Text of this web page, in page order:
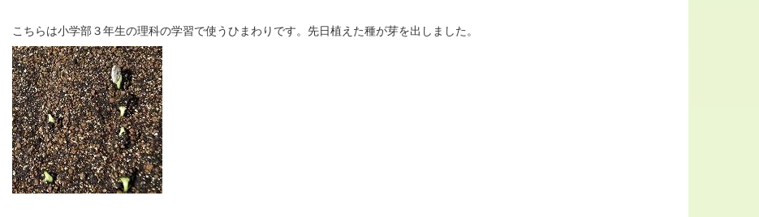
こちらは小学部３年生の理科の学習で使うひまわりです。先日植えた種が芽を出しました。